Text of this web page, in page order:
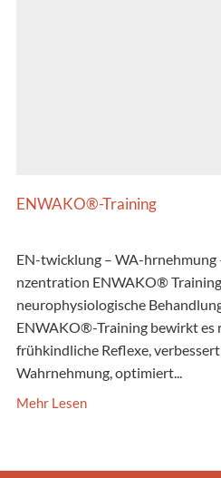
ENWAKO®-Training
EN-twicklung – WA-
nzentration ENWAKO®​
neurophysiologische
ENWAKO®-Training bewirkt es
frühkindliche Reflexe,
Wahrnehmung, optimiert...
Mehr Lesen